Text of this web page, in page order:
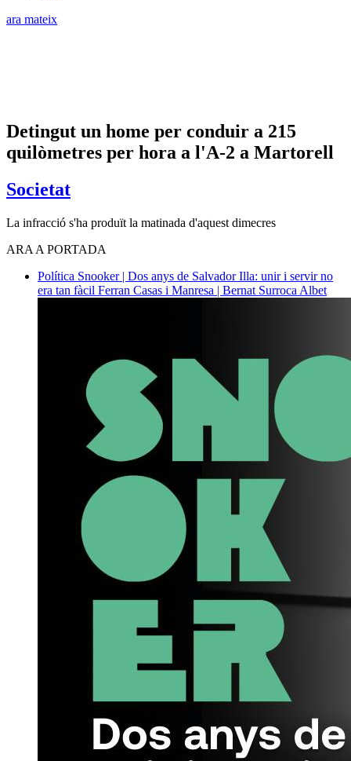
ara mateix
Detingut un home per conduir a 215
quilòmetres per hora a l'A-2 a Martorell
Societat
La infracció s'ha produït la matinada d'aquest dimecres
ARA A PORTADA
Política Snooker | Dos anys de Salvador Illa: unir i servir no
era tan fàcil Ferran Casas i Manresa | Bernat Surroca Albet